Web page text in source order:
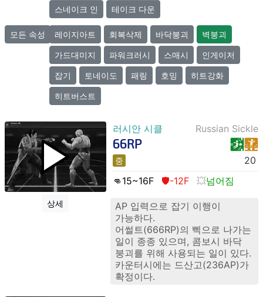
스네이크 인 테이크 다운
모든 속성 레이지아트 회복삭제 바닥붕괴 벽붕괴
가드대미지 파워크러시 스매시 인게이저
잡기 토네이도 패링 호밍 히트강화
히트버스트
상세
러시안 시클 Russian Sickle
66RP
중
20
👊15~16F 🛡️-12F 넘어짐
AP 입력으로 잡기 이행이
가능하다.
어썰트(666RP)의 삑으로 나가는
일이 종종 있으며, 콤보시 바닥
붕괴를 위해 사용되는 일이 있다.
카운터시에는 드산고(236AP)가
확정이다.